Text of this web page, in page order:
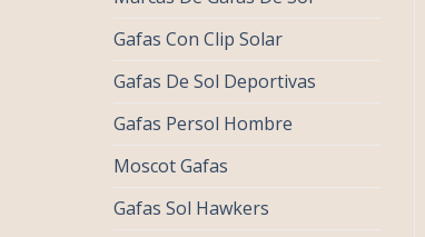
Gafas Con Clip Solar
Gafas De Sol Deportivas
Gafas Persol Hombre
Moscot Gafas
Gafas Sol Hawkers